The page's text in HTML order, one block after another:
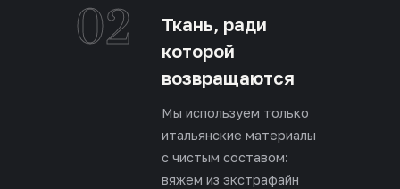
02
Ткань, ради
которой
возвращаются
Мы используем только
итальянские материалы
с чистым составом:
вяжем из экстрафайн